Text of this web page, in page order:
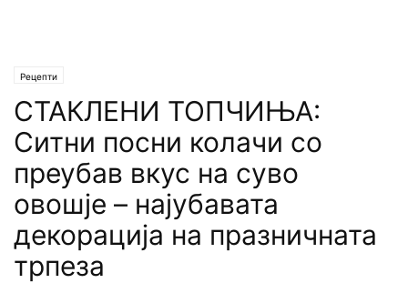
Рецепти
СТАКЛЕНИ ТОПЧИЊА:
Ситни посни колачи со
преубав вкус на суво
овошје – најубавата
декорација на празничната
трпеза